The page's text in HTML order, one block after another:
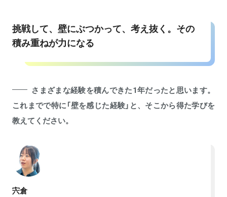
挑戦して、壁にぶつかって、考え抜く。その
積み重ねが力になる
さまざまな経験を積んできた1年だったと思います。
これまでで特に「壁を感じた経験」と、そこから得た学びを
教えてください。
宍倉